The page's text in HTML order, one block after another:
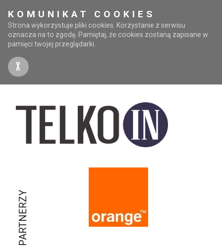
KOMUNIKAT COOKIES
Strona wykorzystuje pliki cookies. Korzystanie z serwisu
oznacza na to zgodę. Pamiętaj, że cookies zostaną zapisane w
pamięci twojej przeglądarki.
X
PARTNERZY